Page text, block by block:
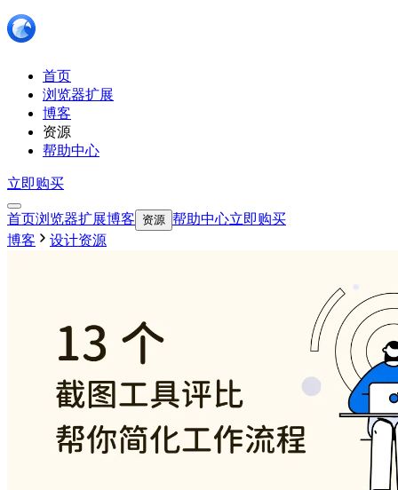
首页
浏览器扩展
博客
资源
帮助中心
立即购买
首页浏览器扩展博客 资源 帮助中心立即购买
博客
设计资源